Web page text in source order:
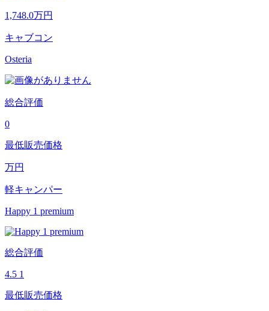
1,748.0万円
キャブコン
Osteria
総合評価
0
最低販売価格
万円
軽キャンパー
Happy 1 premium
総合評価
4.5 1
最低販売価格